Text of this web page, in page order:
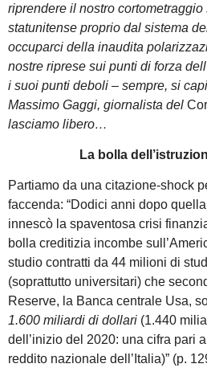
riprendere il nostro
statunitense proprio dal sistema
occuparci della inaudita
nostre riprese sui punti di forza
i suoi punti deboli – sempre, si
Massimo Gaggi, giornalista del
lasciamo libero…
La bolla
Partiamo da una citazione-shock
faccenda: “Dodici anni dopo
innescò la spaventosa crisi
bolla creditizia incombe
studio contratti da 44 milioni di
(soprattutto universitari) che
Reserve, la Banca centrale Usa,
1.600 miliardi di dollari (1.440
dell’inizio del 2020: una cifra pari
reddito nazionale dell’Italia)” (p.